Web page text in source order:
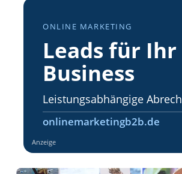
ONLINE MARKETING
Leads für Ihr
Business
Leistungsabhängige
onlinemarketingb2b.de
Anzeige